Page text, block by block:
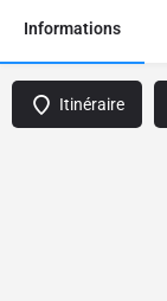
Informations
Itinéraire